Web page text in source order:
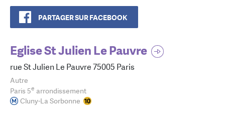
PARTAGER SUR FACEBOOK
Eglise St Julien Le Pauvre
rue St Julien Le Pauvre 75005 Paris
Autre
Paris 5e arrondissement
Cluny-La Sorbonne